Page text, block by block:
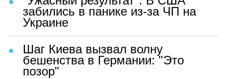
забились в панике из-за ЧП на
Украине
Шаг Киева вызвал волну
бешенства в Германии: "Это
позор"